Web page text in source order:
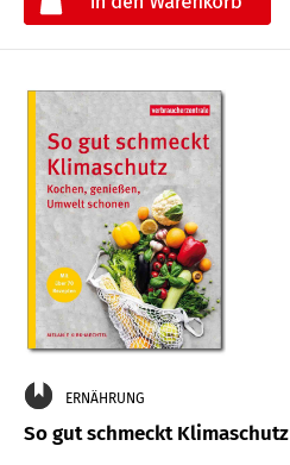
ERNÄHRUNG
So gut schmeckt Klimaschutz